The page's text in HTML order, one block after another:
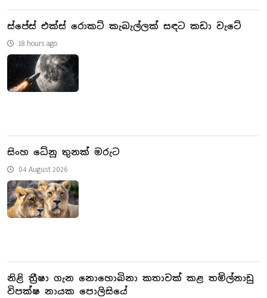
ස්පේස් එක්ස් රොකට් කැබැල්ලක් සඳට කඩා වැටේ
18 hours ago
සිංහ ධේනූ තුනක් මරුට
04 August 2026
නිළි ත්‍රීෂා ගැන නොහොබිනා කතාවක් කළ තමිල්නාඩු
විපක්ෂ නායක පොලිසියේ